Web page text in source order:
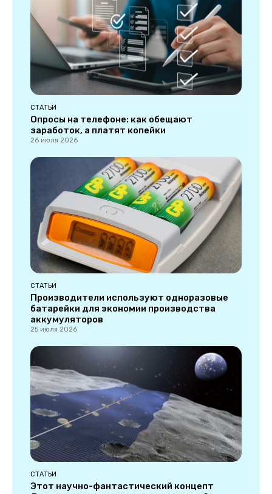
СТАТЬИ
Опросы на телефоне: как обещают
заработок, а платят копейки
26 июля 2026
СТАТЬИ
Производители используют одноразовые
батарейки для экономии производства
аккумуляторов
25 июля 2026
СТАТЬИ
Этот научно-фантастический концепт